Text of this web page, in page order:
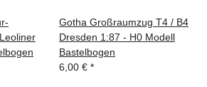
Gotha Großraumzug T4 / B4
Dresden 1:87 - H0 Modell
Bastelbogen
6,00 € *